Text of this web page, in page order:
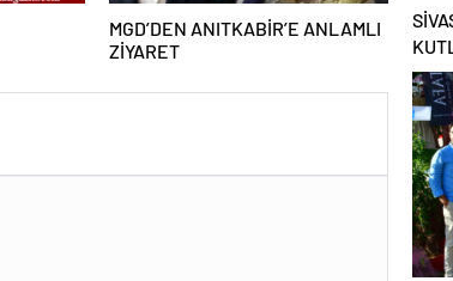
MGD’DEN ANITKABİR’E ANLAMLI
ZİYARET